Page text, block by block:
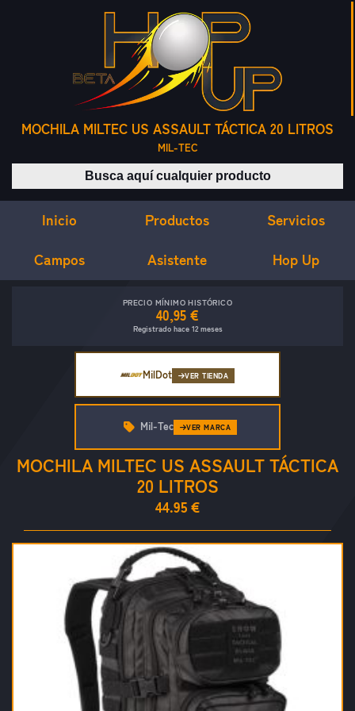
MOCHILA MILTEC US ASSAULT TÁCTICA 20 LITROS
MIL-TEC
Buscar productos
Inicio Productos Servicios
Campos Asistente Hop Up
PRECIO MÍNIMO HISTÓRICO
40,95 €
Registrado hace 12 meses
MilDot VER TIENDA
MOCHILA MILTEC US ASSAULT TÁCTICA
20 LITROS
44.95 €
Mil-Tec VER MARCA